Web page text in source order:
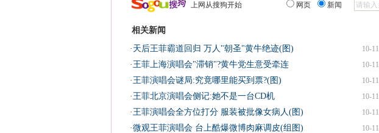
上网从搜狗开始 网页 新闻
相关新闻
10-
· 天后王菲霸道回归 万人"朝圣"黄牛绝迹(图)
10-
·王菲上海演唱会"滞销"?黄牛党生意受牵连
10-
·王菲演唱会谜局:究竟哪里能买到票?(图)
10-
·王菲北京演唱会侧记:她不是一台CD机
10-
·王菲演唱会全方位打分 服装被批像女病人(图)
10-
·微观王菲演唱会 台上酷爆微博肉麻调皮(组图)